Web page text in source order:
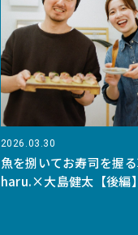
2026.03.30
魚を捌いてお寿司を握
haru.×大島健太【後編